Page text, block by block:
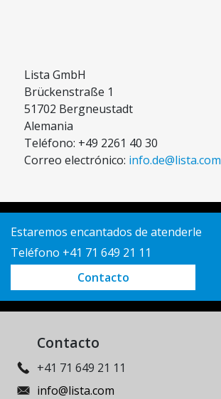
Lista GmbH
Brückenstraße 1
51702 Bergneustadt
Alemania
Teléfono: +49 2261 40 30
Correo electrónico: info.de@lista.com
Estaremos encantados de atenderle
Teléfono +41 71 649 21 11
Contacto
Contacto
+41 71 649 21 11
info@lista.com